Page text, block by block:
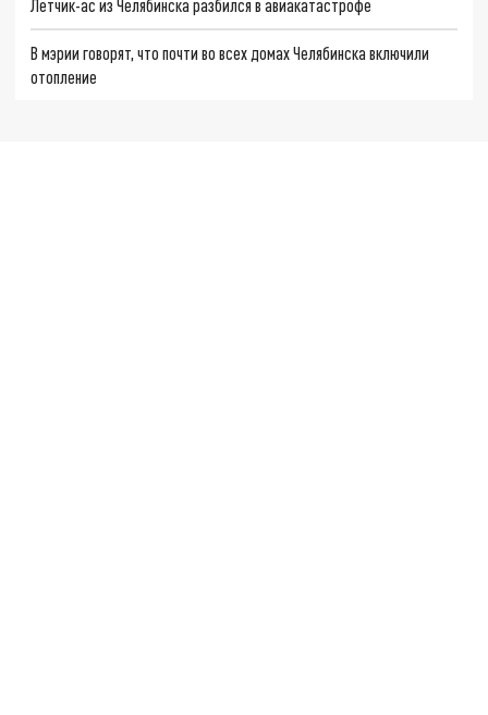
Летчик-ас из Челябинска разбился в авиакатастрофе
В мэрии говорят, что почти во всех домах Челябинска включили
отопление